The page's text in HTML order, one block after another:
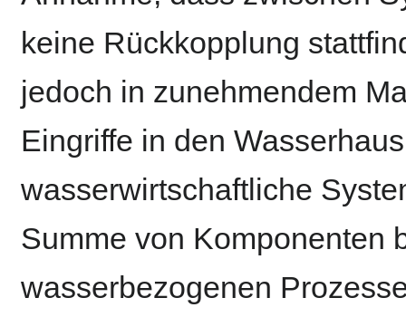
keine Rückkopplung
jedoch in zunehmendem
Eingriffe in den
wasserwirtschaftliche
Summe von Komponenten
wasserbezogenen